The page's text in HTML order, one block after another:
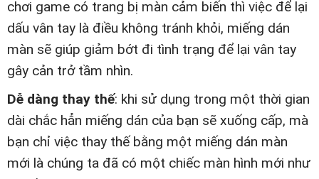
chơi game có trang bị màn cảm biến thì việc để lại
dấu vân tay là điều không tránh khỏi, miếng dán
màn sẽ giúp giảm bớt đi tình trạng để lại vân tay
gây cản trở tầm nhìn.
Dễ dàng thay thế: khi sử dụng trong một thời gian
dài chắc hẳn miếng dán của bạn sẽ xuống cấp, mà
bạn chỉ việc thay thế bằng một miếng dán màn
mới là chúng ta đã có một chiếc màn hình mới như